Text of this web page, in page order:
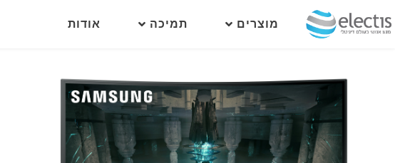
מוצרים תמיכה אודות